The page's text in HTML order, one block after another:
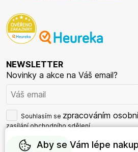
NEWSLETTER
Novinky a akce na Váš email?
Souhlasím se zpracováním
zasílání obchodního sdělení.
Aby se Vám lépe